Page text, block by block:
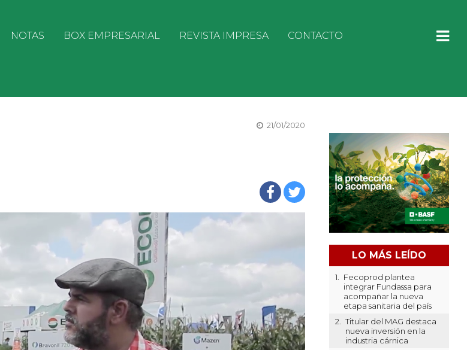
NOTAS BOX EMPRESARIAL REVISTA IMPRESA CONTACTO
21/01/2020
LO MÁS LEÍDO
1.
Fecoprod plantea
integrar Fundassa para
acompañar la nueva
etapa sanitaria del país
2.
Titular del MAG destaca
nueva inversión en la
industria cárnica